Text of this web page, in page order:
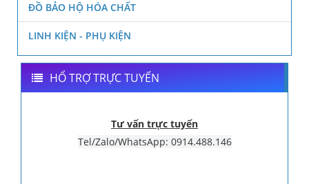
ĐỒ BẢO HỘ HÓA CHẤT
LINH KIỆN - PHỤ KIỆN
HỔ TRỢ TRỰC TUYẾN
Tư vấn trực tuyến
Tel/Zalo/WhatsApp: 0914.488.146